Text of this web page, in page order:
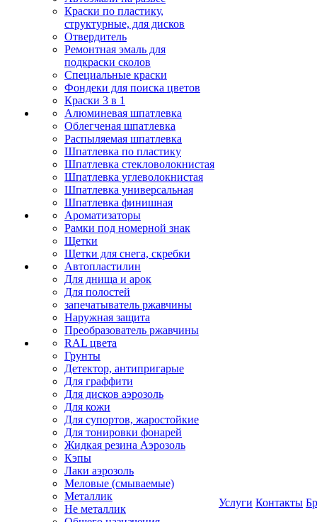
Краски по пластику,
структурные, для дисков
Отвердитель
Ремонтная эмаль для
подкраски сколов
Специальные краски
Фондеки для поиска цветов
Краски 3 в 1
Алюминевая шпатлевка
Облегченая шпатлевка
Распыляемая шпатлевка
Шпатлевка по пластику
Шпатлевка стекловолокнистая
Шпатлевка углеволокнистая
Шпатлевка универсальная
Шпатлевка финишная
Ароматизаторы
Рамки под номерной знак
Щетки
Щетки для снега, скребки
Автопластилин
Для днища и арок
Для полостей
запечатыватель ржавчины
Наружная защита
Преобразователь ржавчины
RAL цвета
Грунты
Детектор, антипригарые
Для граффити
Для дисков аэрозоль
Для кожи
Для супортов, жаростойкие
Для тонировки фонарей
Жидкая резина Аэрозоль
Кэпы
Лаки аэрозоль
Меловые (смываемые)
Металлик
Не металлик
Услуги Контакты